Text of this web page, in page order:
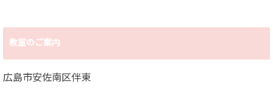
教室のご案内
広島市安佐南区伴東